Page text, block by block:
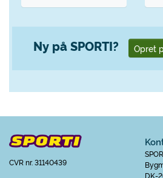
Ny på SPORTI? Opret
CVR nr. 31140439
DK-